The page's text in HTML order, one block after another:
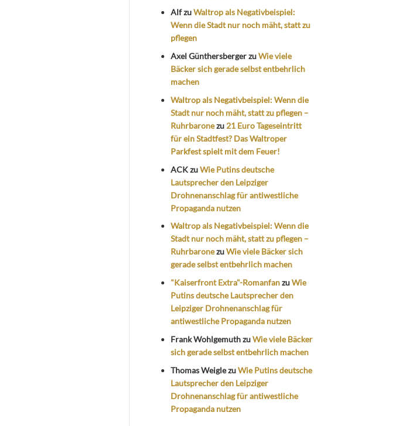
AlfzuWaltrop als Negativbeispiel:
Wenn die Stadt nur noch mäht, statt zu
pflegen
Axel GünthersbergerzuWie viele
Bäcker sich gerade selbst entbehrlich
machen
Waltrop als Negativbeispiel: Wenn die
Stadt nur noch mäht, statt zu pflegen –
Ruhrbaronezu 21 Euro Tageseintritt
für ein Stadtfest? Das Waltroper
Parkfest spielt mit dem Feuer!
ACKzuWie Putins deutsche
Lautsprecher den Leipziger
Drohnenanschlag für antiwestliche
Propaganda nutzen
Waltrop als Negativbeispiel: Wenn die
Stadt nur noch mäht, statt zu pflegen –
RuhrbaronezuWie viele Bäcker sich
gerade selbst entbehrlich machen
"Kaiserfront Extra"-RomanfanzuWie
Putins deutsche Lautsprecher den
Leipziger Drohnenanschlag für
antiwestliche Propaganda nutzen
Frank WohlgemuthzuWie viele Bäcker
sich gerade selbst entbehrlich machen
Thomas WeiglezuWie Putins deutsche
Lautsprecher den Leipziger
Drohnenanschlag für antiwestliche
Propaganda nutzen